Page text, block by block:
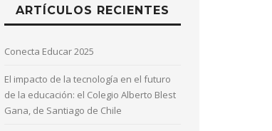
ARTÍCULOS RECIENTES
Conecta Educar 2025
El impacto de la tecnología en el futuro
de la educación: el Colegio Alberto Blest
Gana, de Santiago de Chile